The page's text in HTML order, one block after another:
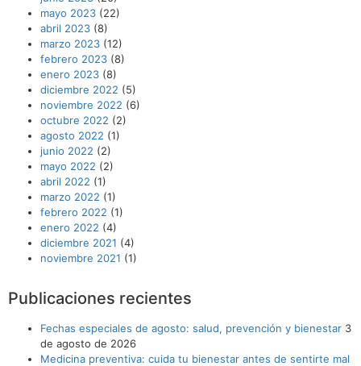
mayo 2023 (22)
abril 2023 (8)
marzo 2023 (12)
febrero 2023 (8)
enero 2023 (8)
diciembre 2022 (5)
noviembre 2022 (6)
octubre 2022 (2)
agosto 2022 (1)
junio 2022 (2)
mayo 2022 (2)
abril 2022 (1)
marzo 2022 (1)
febrero 2022 (1)
enero 2022 (4)
diciembre 2021 (4)
noviembre 2021 (1)
Publicaciones recientes
Fechas especiales de agosto: salud, prevención y bienestar 3
de agosto de 2026
Medicina preventiva: cuida tu bienestar antes de sentirte mal